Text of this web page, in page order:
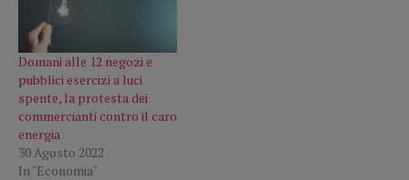
Domani alle 12 negozi e
pubblici esercizi a luci
spente, la protesta dei
commercianti contro il caro
energia
30 Agosto 2022
In "Economia"